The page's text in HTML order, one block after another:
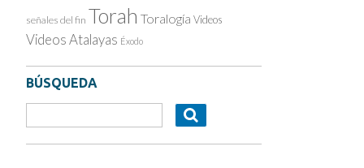
señales del fin Torah Toralogía Videos
Videos Atalayas Éxodo
BÚSQUEDA